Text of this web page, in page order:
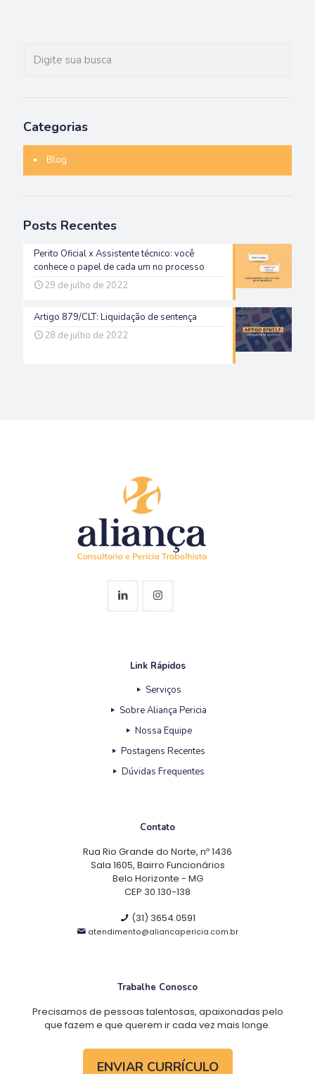
Categorias
Blog
Posts Recentes
Perito Oficial x Assistente técnico: você
conhece o papel de cada um no processo
29 de julho de 2022
Artigo 879/CLT: Liquidação de sentença
28 de julho de 2022
Link Rápidos
Serviços
Sobre Aliança Pericia
Nossa Equipe
Postagens Recentes
Dúvidas Frequentes
Contato
Rua Rio Grande do Norte, nº 1436
Sala 1605, Bairro Funcionários
Belo Horizonte - MG
CEP 30.130-138
(31) 3654.0591
atendimento@aliancapericia.com.br
Trabalhe Conosco
Precisamos de pessoas talentosas, apaixonadas pelo
que fazem e que querem ir cada vez mais longe.
ENVIAR CURRÍCULO